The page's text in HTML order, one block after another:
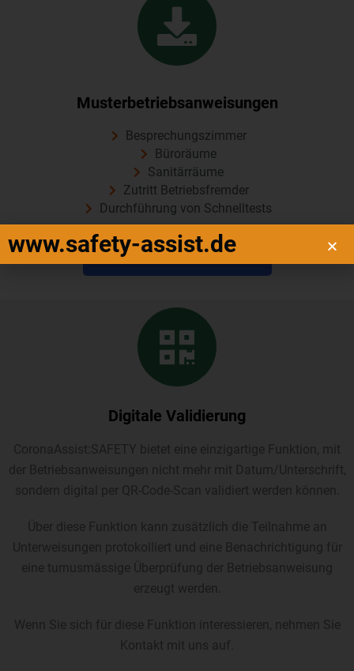
Musterbetriebsanweisungen
Besprechungszimmer
Büroräume
Sanitärräume
Zutritt Betriebsfremder
Durchführung von Schnelltests
KOSTENLOS BESTELLEN
Digitale Validierung
CoronaAssist:SAFETY bietet eine einzigartige Funktion, mit
der Betriebsanweisungen nicht mehr mit Datum/Unterschrift,
sondern digital per QR-Code-Scan validiert werden können.
Über diese Funktion kann zusätzlich die Teilnahme an
Unterweisungen protokolliert und eine Benachrichtigung für
eine turnusmässige Überprüfung der Betriebsanweisung
erzeugt werden.
Wenn Sie sich für diese Funktion interessieren, nehmen Sie
Kontakt mit uns auf.
www.safety-assist.de